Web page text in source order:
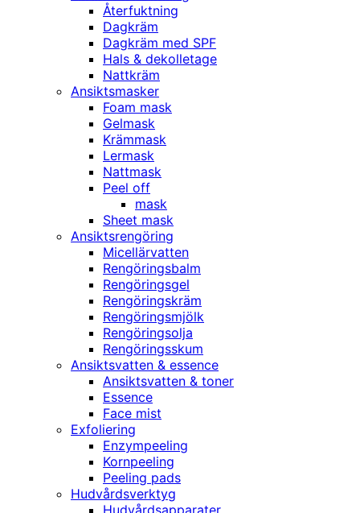
Återfuktning
Dagkräm
Dagkräm med SPF
Hals & dekolletage
Nattkräm
Ansiktsmasker
Foam mask
Gelmask
Krämmask
Lermask
Nattmask
Peel off
mask
Sheet mask
Ansiktsrengöring
Micellärvatten
Rengöringsbalm
Rengöringsgel
Rengöringskräm
Rengöringsmjölk
Rengöringsolja
Rengöringsskum
Ansiktsvatten & essence
Ansiktsvatten & toner
Essence
Face mist
Exfoliering
Enzympeeling
Kornpeeling
Peeling pads
Hudvårdsverktyg